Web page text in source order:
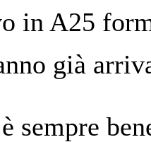
in A25
già
sempre